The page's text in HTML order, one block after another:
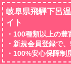
岐阜県飛騨下呂
イト
・100種類以上の豊
・新規会員登録で
・100%安心保障制